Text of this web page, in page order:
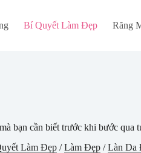
Bí Quyết Làm Đẹp Răng
bạn cần biết trước khi bước qua
Làm Đẹp/Làm Đẹp/Làn Da